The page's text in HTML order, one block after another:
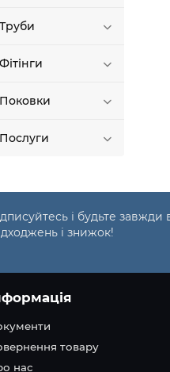
Труби
Фітінги
Поковки
Послуги
і будьте завжди
і знижок!
товару
нас